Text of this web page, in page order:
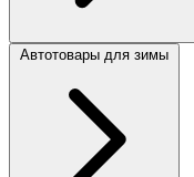
Автотовары для зимы